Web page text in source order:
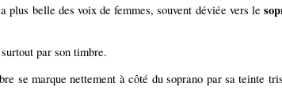
plus belle des voix de femmes, souvent déviée vers le
par son timbre.
se marque nettement à côté du soprano par sa teinte